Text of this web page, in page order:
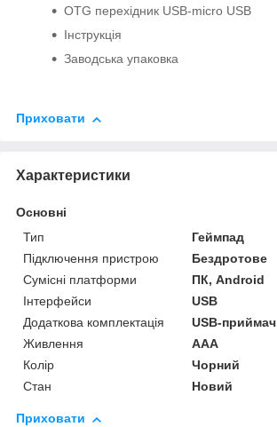
OTG перехідник USB-micro USB
Інструкція
Заводська упаковка
Приховати
Характеристики
Основні
Тип
Геймпад
Підключення пристрою
Бездротове
Сумісні платформи
ПК, Android
Інтерфейси
USB
Додаткова комплектація
USB-приймач
Живлення
AAA
Колір
Чорний
Стан
Новий
Приховати